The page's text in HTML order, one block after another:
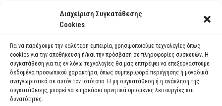
Διαχείριση Συγκατάθεσης
Cookies
Για να παρέχουμε την καλύτερη εμπειρία, χρησιμοποιούμε τεχνολογίες όπως
cookies για την αποθήκευση ή/και την πρόσβαση σε πληροφορίες συσκευών. Η
συγκατάθεση για τις εν λόγω τεχνολογίες θα μας επιτρέψει να επεξεργαστούμε
δεδομένα προσωπικού χαρακτήρα, όπως συμπεριφορά περιήγησης ή μοναδικά
αναγνωριστικά σε αυτόν τον ιστότοπο. Η μη συγκατάθεση ή η ανάκληση της
συγκατάθεσης, μπορεί να επηρεάσει αρνητικά ορισμένες λειτουργίες και
δυνατότητες.
ΔΙΑΒΆΣΤΕ ΠΕΡΙΣΣΌΤΕΡΑ